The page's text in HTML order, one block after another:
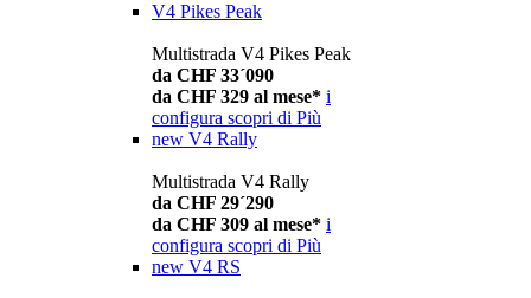
V4 Pikes Peak
Multistrada V4 Pikes Peak
da CHF 33´090
da CHF 329 al mese* i
configura scopri di Più
new V4 Rally
Multistrada V4 Rally
da CHF 29´290
da CHF 309 al mese* i
configura scopri di Più
new V4 RS